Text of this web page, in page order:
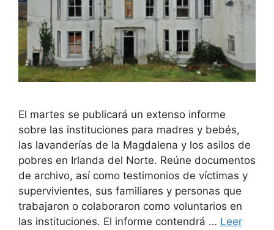
El martes se publicará un extenso informe
sobre las instituciones para madres y bebés,
las lavanderías de la Magdalena y los asilos de
pobres en Irlanda del Norte. Reúne documentos
de archivo, así como testimonios de víctimas y
supervivientes, sus familiares y personas que
trabajaron o colaboraron como voluntarios en
las instituciones. El informe contendrá … Leer